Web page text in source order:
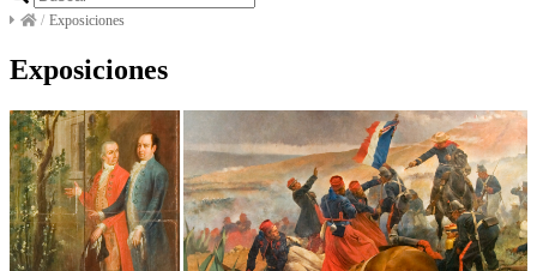
/ Exposiciones
Exposiciones